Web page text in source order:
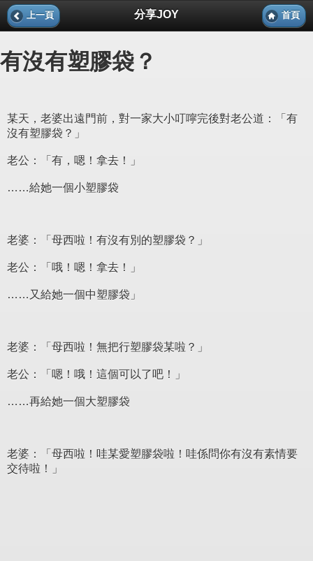
上一頁 分享JOY 首頁
有沒有塑膠袋？
某天，老婆出遠門前，對一家大小叮嚀完後對老公道：「有
沒有塑膠袋？」
老公：「有，嗯！拿去！」
……給她一個小塑膠袋
老婆：「母西啦！有沒有別的塑膠袋？」
老公：「哦！嗯！拿去！」
……又給她一個中塑膠袋」
老婆：「母西啦！無把行塑膠袋某啦？」
老公：「嗯！哦！這個可以了吧！」
……再給她一個大塑膠袋
老婆：「母西啦！哇某愛塑膠袋啦！哇係問你有沒有素情要
交待啦！」